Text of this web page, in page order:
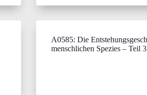
A0585: Die
menschlichen Spezies – Teil 3